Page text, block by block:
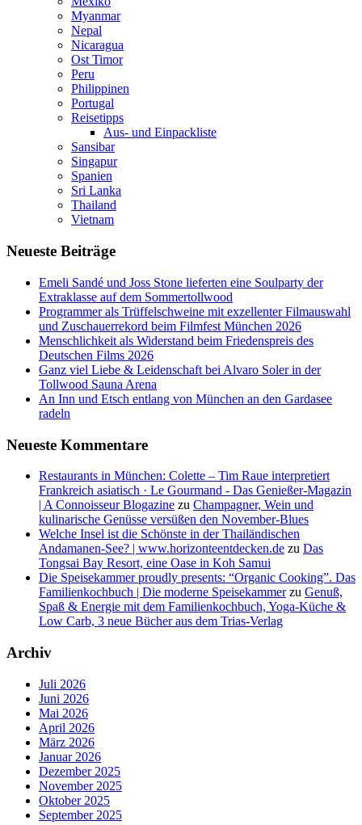
Myanmar
Nepal
Nicaragua
Ost Timor
Peru
Philippinen
Portugal
Reisetipps
Aus- und Einpackliste
Sansibar
Singapur
Spanien
Sri Lanka
Thailand
Vietnam
Neueste Beiträge
Emeli Sandé und Joss Stone lieferten eine Soulparty der
Extraklasse auf dem Sommertollwood
Programmer als Trüffelschweine mit exzellenter Filmauswahl
und Zuschauerrekord beim Filmfest München 2026
Menschlichkeit als Widerstand beim Friedenspreis des
Deutschen Films 2026
Ganz viel Liebe & Leidenschaft bei Alvaro Soler in der
Tollwood Sauna Arena
An Inn und Etsch entlang von München an den Gardasee
radeln
Neueste Kommentare
Restaurants in München: Colette – Tim Raue interpretiert
Frankreich asiatisch · Le Gourmand - Das Genießer-Magazin
| A Connoisseur Blogazine zu Champagner, Wein und
kulinarische Genüsse versüßen den November-Blues
Welche Insel ist die Schönste in der Thailändischen
Andamanen-See? | www.horizonteentdecken.de zu Das
Tongsai Bay Resort, eine Oase in Koh Samui
Die Speisekammer proudly presents: “Organic Cooking”. Das
Familienkochbuch | Die moderne Speisekammerzu Genuß,
Spaß & Energie mit dem Familienkochbuch, Yoga-Küche &
Low Carb, 3 neue Bücher aus dem Trias-Verlag
Archiv
Juli 2026
Juni 2026
Mai 2026
April 2026
März 2026
Januar 2026
Dezember 2025
November 2025
Oktober 2025
September 2025